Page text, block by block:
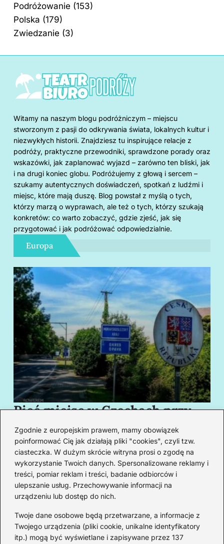
Zgodnie z europejskim prawem, mamy obowiązek
poinformować Cię jak działają pliki "cookies", czyli tzw.
ciasteczka. W dużym skrócie witryna prosi o zgodę na
wykorzystanie Twoich danych. Spersonalizowane reklamy i
treści, pomiar reklam i treści, badanie odbiorców i
ulepszanie usług. Przechowywanie informacji na
urządzeniu lub dostęp do nich.
Twoje dane osobowe będą przetwarzane, a informacje z
Twojego urządzenia (pliki cookie, unikalne identyfikatory
itp.) mogą być wyświetlane i zapisywane przez 137
Podróżowanie (153)
Polska (179)
Zwiedzanie (3)
Witamy na naszym blogu podróżniczym – miejscu
stworzonym z pasji do odkrywania świata, lokalnych kultur i
niezwykłych historii. Znajdziesz tu inspirujące relacje z
podróży, praktyczne przewodniki, sprawdzone porady oraz
wskazówki, jak zaplanować wyjazd – zarówno ten bliski, jak
i na drugi koniec globu. Podróżujemy z głową i sercem –
szukamy autentycznych doświadczeń, spotkań z ludźmi i
miejsc, które mają duszę. Blog powstał z myślą o tych,
którzy marzą o wyprawach, ale też o tych, którzy szukają
konkretów: co warto zobaczyć, gdzie zjeść, jak się
przygotować i jak podróżować odpowiedzialnie.
Europa
Pięć miejsc w Czechach przy
granicy, które cię oczarują
swoim urokiem
Redakcja
Od lat podróżuję, by poznawać świat z bliska – nie tylko
przez pryzmat zabytków, ale przede wszystkim ludzi,
smaków i codzienności.
Redakcja: Michalina Staszic